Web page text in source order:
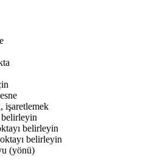
işaretlemek
belirleyin
belirleyin
(yönü)